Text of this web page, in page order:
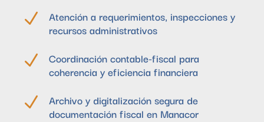
N
Atención a requerimientos, inspecciones y
recursos administrativos
N
Coordinación contable-fiscal para
coherencia y eficiencia financiera
N
Archivo y digitalización segura de
documentación fiscal en Manacor